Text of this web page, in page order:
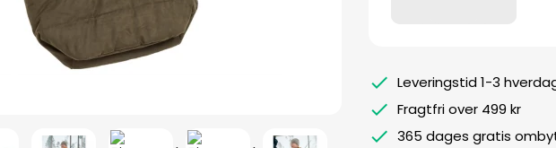
Leveringstid 1-3
Fragtfri over 499 kr
365 dages gratis